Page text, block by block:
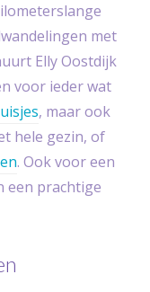
met
Elly Oostdijk
voor ieder wat
, maar ook
hele gezin, of
. Ook voor een
een prachtige